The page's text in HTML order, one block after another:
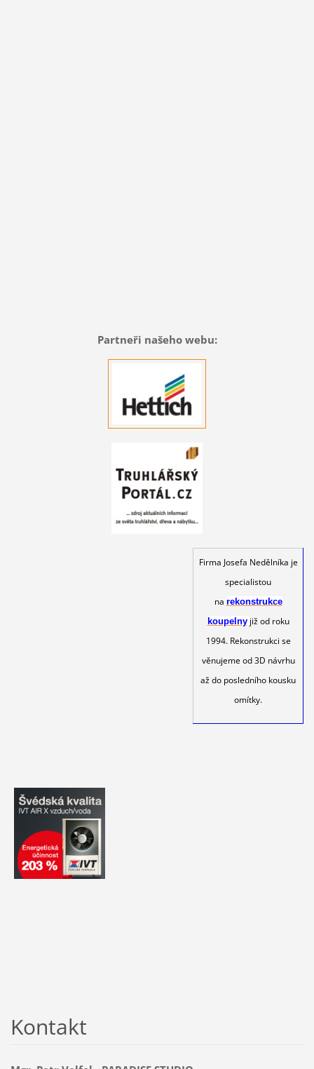
Partneři našeho webu:
Firma Josefa Nedělníka je
specialistou
na rekonstrukce
koupelny již od roku
1994. Rekonstrukci se
věnujeme od 3D návrhu
až do posledního kousku
omítky.
Kontakt